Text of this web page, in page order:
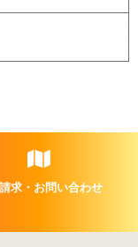
求・お問い合わせ